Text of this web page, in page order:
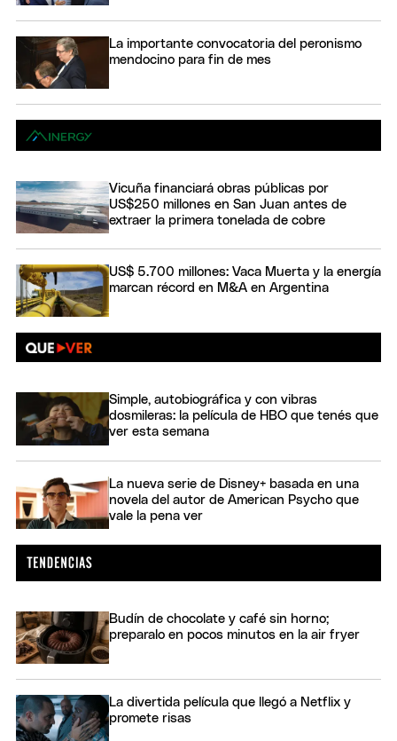
La importante convocatoria del peronismo
mendocino para fin de mes
Vicuña financiará obras públicas por
US$250 millones en San Juan antes de
extraer la primera tonelada de cobre
US$ 5.700 millones: Vaca Muerta y la energía
marcan récord en M&A en Argentina
Simple, autobiográfica y con vibras
dosmileras: la película de HBO que tenés que
ver esta semana
La nueva serie de Disney+ basada en una
novela del autor de American Psycho que
vale la pena ver
Budín de chocolate y café sin horno;
preparalo en pocos minutos en la air fryer
La divertida película que llegó a Netflix y
promete risas